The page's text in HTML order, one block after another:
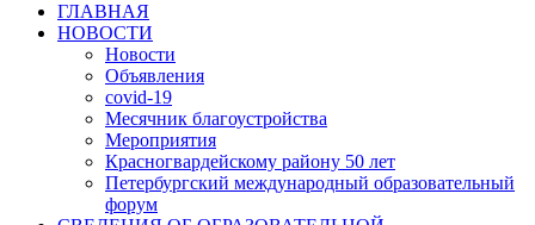
ГЛАВНАЯ
НОВОСТИ
Новости
Объявления
covid-19
Месячник благоустройства
Мероприятия
Красногвардейскому району 50 лет
Петербургский международный образовательный
форум